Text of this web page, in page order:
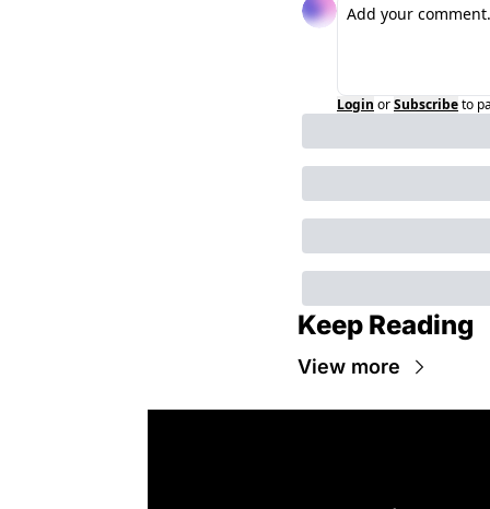
Login orSubscribeto
Keep Reading
View more